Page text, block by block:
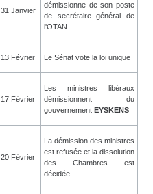
31 Janvier
démissionne de son poste
de secrétaire général de
l'OTAN
13 Février Le Sénat vote la loi unique
17 Février
Les ministres libéraux
démissionnent du
gouvernement EYSKENS
20 Février
La démission des ministres
est refusée et la dissolution
des Chambres est
décidée.